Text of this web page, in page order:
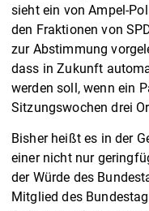
sieht ein von Ampel-
den Fraktionen von
zur Abstimmung
dass in Zukunft
werden soll, wenn ein
Sitzungswochen drei
Bisher heißt es in der
einer nicht nur
der Würde des
Mitglied des